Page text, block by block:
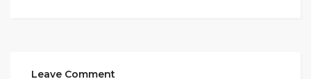
Leave Comment